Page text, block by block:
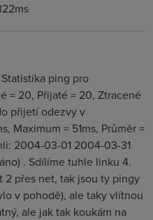
ping pro
= 20, Přijaté = 20, Ztracené
přijetí odezvy v
Maximum = 51ms, Průměr =
2004-03-01 2004-03-31
. Sdílíme tuhle linku 4.
přes net, tak jsou ty pingy
v pohodě), ale taky vlítnou
ale jak tak koukám na